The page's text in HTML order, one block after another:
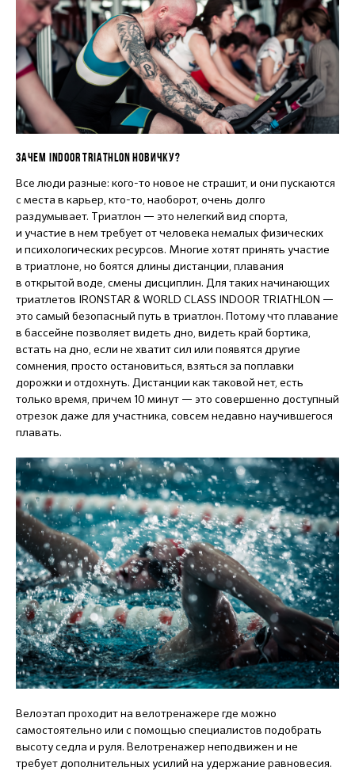
ЗАЧЕМ INDOOR TRIATHLON НОВИЧКУ?
Все люди разные: кого-то новое не страшит, и они пускаются
с места в карьер, кто-то, наоборот, очень долго
раздумывает. Триатлон — это нелегкий вид спорта,
и участие в нем требует от человека немалых физических
и психологических ресурсов. Многие хотят принять участие
в триатлоне, но боятся длины дистанции, плавания
в открытой воде, смены дисциплин. Для таких начинающих
триатлетов IRONSTAR & WORLD CLASS INDOOR TRIATHLON —
это самый безопасный путь в триатлон. Потому что плавание
в бассейне позволяет видеть дно, видеть край бортика,
встать на дно, если не хватит сил или появятся другие
сомнения, просто остановиться, взяться за поплавки
дорожки и отдохнуть. Дистанции как таковой нет, есть
только время, причем 10 минут — это совершенно доступный
отрезок даже для участника, совсем недавно научившегося
плавать.
Велоэтап проходит на велотренажере где можно
самостоятельно или с помощью специалистов подобрать
высоту седла и руля. Велотренажер неподвижен и не
требует дополнительных усилий на удержание равновесия.